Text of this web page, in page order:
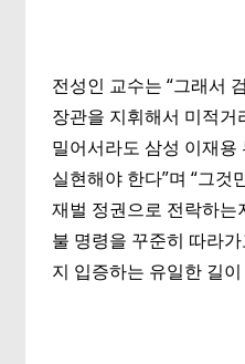
전성인 교수는 “그래서
장관을 지휘해서 미적거
밀어서라도 삼성 이재용
실현해야 한다”며 “그것
재벌 정권으로 전락하는
불 명령을 꾸준히 따라
지 입증하는 유일한 길